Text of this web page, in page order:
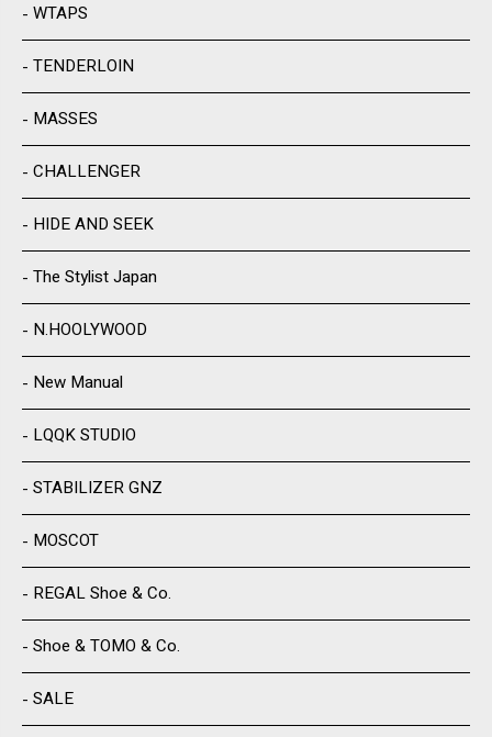
WTAPS
TENDERLOIN
MASSES
CHALLENGER
HIDE AND SEEK
The Stylist Japan
N.HOOLYWOOD
New Manual
LQQK STUDIO
STABILIZER GNZ
MOSCOT
REGAL Shoe & Co.
Shoe & TOMO & Co.
SALE